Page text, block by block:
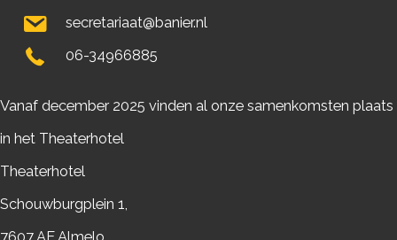
secretariaat@banier.nl
06-34966885
Vanaf december 2025 vinden al onze samenkomsten plaats
in het Theaterhotel
Theaterhotel
Schouwburgplein 1,